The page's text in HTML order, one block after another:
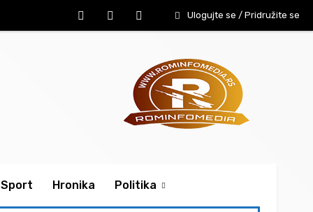
Ulogujte se / Pridružite se
Sport Hronika Politika